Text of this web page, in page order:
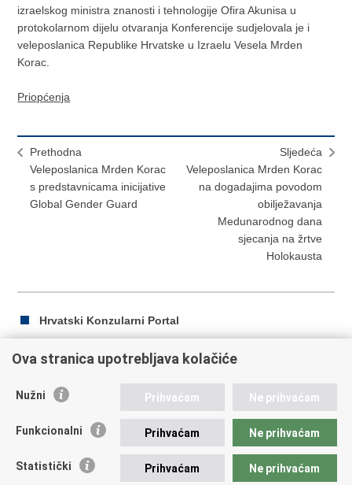
izraelskog ministra znanosti i tehnologije Ofira Akunisa u
protokolarnom dijelu otvaranja Konferencije sudjelovala je i
veleposlanica Republike Hrvatske u Izraelu Vesela Mrden
Korac.
Priopćenja
Prethodna
Veleposlanica Mrden Korac
s predstavnicama inicijative
Global Gender Guard
Sljedeća
Veleposlanica Mrden Korac
na dogadajima povodom
obilježavanja
Medunarodnog dana
sjecanja na žrtve
Holokausta
Hrvatski Konzularni Portal
Ispiši
Podijeli
Facebooku
Twitteru
Republika Hrvatska
Trg N.Š. Zrinskog 7-8, 10000 Zagreb
Ova stranica upotrebljava kolačiće
Nužni Prihvaćam Ne prihvaćam
Funkcionalni Prihvaćam Ne prihvaćam
Statistički Prihvaćam Ne prihvaćam